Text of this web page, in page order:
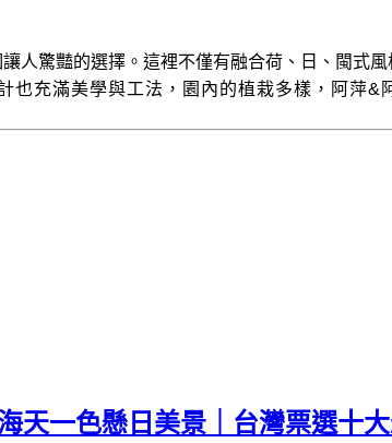
人驚豔的選擇。這裡不僅有融合荷、日、閩式
也充滿美學與工法，園內的植栽多樣，阿萍
天一色懸日美景｜台灣票選十大